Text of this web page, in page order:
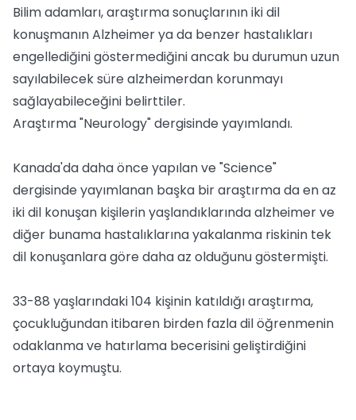
Bilim adamları, araştırma sonuçlarının iki dil
konuşmanın Alzheimer ya da benzer hastalıkları
engellediğini göstermediğini ancak bu durumun uzun
sayılabilecek süre alzheimerdan korunmayı
sağlayabileceğini belirttiler.
Araştırma "Neurology" dergisinde yayımlandı.
Kanada'da daha önce yapılan ve "Science"
dergisinde yayımlanan başka bir araştırma da en az
iki dil konuşan kişilerin yaşlandıklarında alzheimer ve
diğer bunama hastalıklarına yakalanma riskinin tek
dil konuşanlara göre daha az olduğunu göstermişti.
33-88 yaşlarındaki 104 kişinin katıldığı araştırma,
çocukluğundan itibaren birden fazla dil öğrenmenin
odaklanma ve hatırlama becerisini geliştirdiğini
ortaya koymuştu.